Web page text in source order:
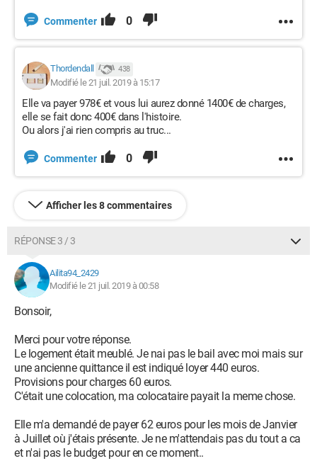
Commenter 0
Thordendall 438
Modifié le 21 juil. 2019 à 15:17
Elle va payer 978€ et vous lui aurez donné 1400€ de charges,
elle se fait donc 400€ dans l'histoire.
Ou alors j'ai rien compris au truc...
Commenter 0
Afficher les 8 commentaires
RÉPONSE 3 / 3
Ailita94_2429
Modifié le 21 juil. 2019 à 00:58
Bonsoir,
Merci pour votre réponse.
Le logement était meublé. Je nai pas le bail avec moi mais sur
une ancienne quittance il est indiqué loyer 440 euros.
Provisions pour charges 60 euros.
C'était une colocation, ma colocataire payait la meme chose.
Elle m'a demandé de payer 62 euros pour les mois de Janvier
à Juillet où j'étais présente. Je ne m'attendais pas du tout a ca
et n'ai pas le budget pour en ce moment..